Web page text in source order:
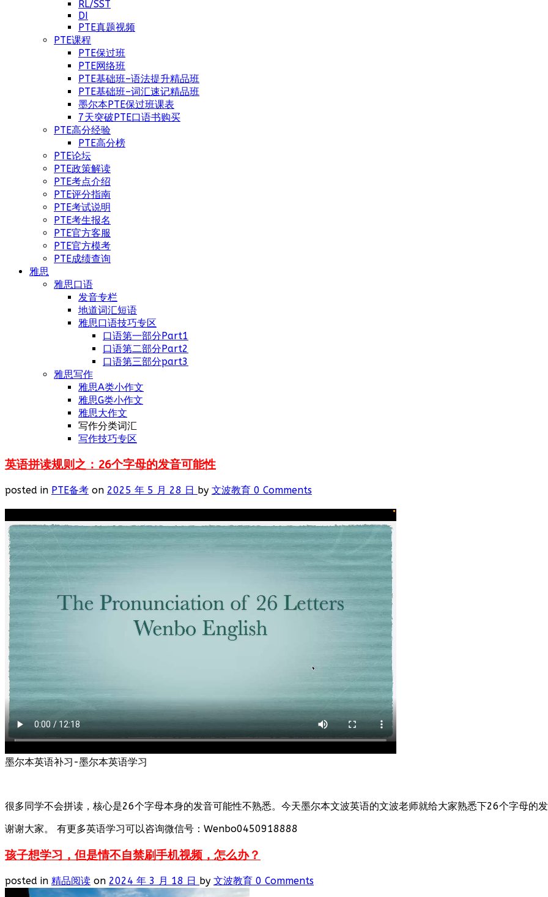
RL/SST
DI
PTE真题视频
PTE课程
PTE保过班
PTE网络班
PTE基础班–语法提升精品班
PTE基础班–词汇速记精品班
墨尔本PTE保过班课表
7天突破PTE口语书购买
PTE高分经验
PTE高分榜
PTE论坛
PTE政策解读
PTE考点介绍
PTE评分指南
PTE考试说明
PTE考生报名
PTE官方客服
PTE官方模考
PTE成绩查询
雅思
雅思口语
发音专栏
地道词汇短语
雅思口语技巧专区
口语第一部分Part1
口语第二部分Part2
口语第三部分part3
雅思写作
雅思A类小作文
雅思G类小作文
雅思大作文
写作分类词汇
写作技巧专区
英语拼读规则之：26个字母的发音可能性
posted in PTE备考 on 2025 年 5 月 28 日 by 文波教育 0 Comments
墨尔本英语补习-墨尔本英语学习
很多同学不会拼读，核心是26个字母本身的发音可能性不熟悉。今天墨尔本文波英语的文波老师就给大家熟悉下26个字母的发
谢谢大家。 有更多英语学习可以咨询微信号：Wenbo0450918888
孩子想学习，但是情不自禁刷手机视频，怎么办？
posted in 精品阅读 on 2024 年 3 月 18 日 by 文波教育 0 Comments